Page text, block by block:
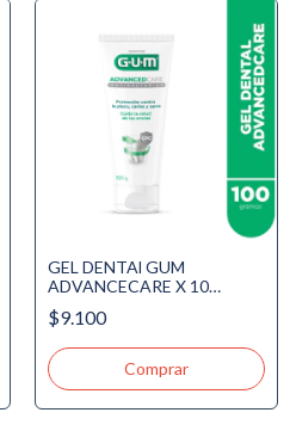
GEL DENTAl GUM
ADVANCECARE X 10
ANTIBACTERIAL X 100 gr.
$9.100